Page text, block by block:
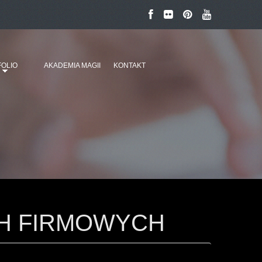
AKADEMIA MAGII KONTAKT
FIRMOWYCH